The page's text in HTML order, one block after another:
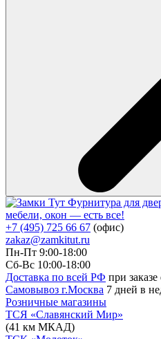
Фурнитура для
мебели, окон — есть все!
+7 (495) 725 66 67 (офис)
zakaz@zamkitut.ru
Пн-Пт 9:00-18:00
Сб-Вс 10:00-18:00
Доставка по всей РФ при
Самовывоз г.Москва 7 дней в
Розничные магазины
ТСЯ «Славянский Мир»
(41 км МКАД)